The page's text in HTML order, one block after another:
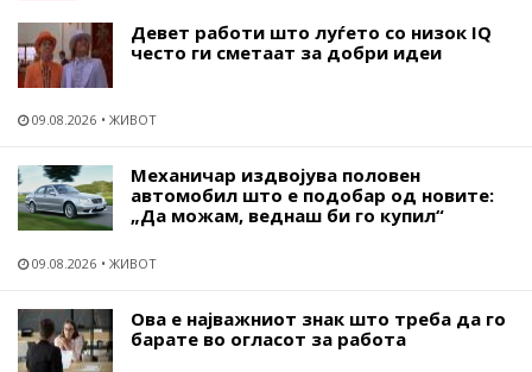
Девет работи што луѓето со низок IQ
често ги сметаат за добри идеи
09.08.2026 ЖИВОТ
Механичар издвојува половен
автомобил што е подобар од новите:
„Да можам, веднаш би го купил“
09.08.2026 ЖИВОТ
Ова е најважниот знак што треба да го
барате во огласот за работа